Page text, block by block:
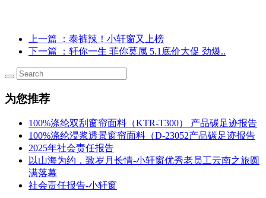
上一篇
：泰裤辣！小轩窗又上榜
下一篇
：轩你一生 菲你莫属 5.1底价大促 劲爆..
为您推荐
100%涤纶双刮窗帘面料（KTR-T300） 产品碳足迹报告
100%涤纶浸浆透景窗帘面料（D-23052产品碳足迹报告
2025年社会责任报告
以山海为约，致岁月长情-小轩窗优秀老员工云南之旅圆
满落幕
社会责任报告-小轩窗